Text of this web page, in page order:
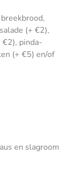
(+ €2),
pinda-
(+ €5) en/of
en slagroom